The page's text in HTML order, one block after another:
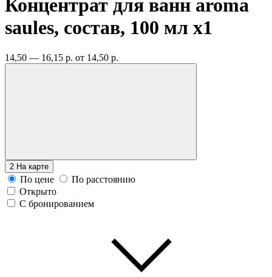
Концентрат для ванн aroma
saules, состав, 100 мл x1
14,50 — 16,15 р. от 14,50 р.
2 На карте
По цене
По расстоянию
Открыто
С бронированием